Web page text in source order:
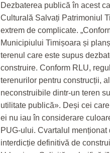
Dezbaterea publică în acest
Culturală Salvați Patrimoniul
extrem de complicate.
Municipiului Timișoara și
terenul care este supus
construire. Conform RLU,
terenurilor pentru construcții,
neconstruibile dintr-un teren
utilitate publică». Deși cei
ei nu iau în considerare
PUG-ului. Cvartalul
interdicție definitivă de